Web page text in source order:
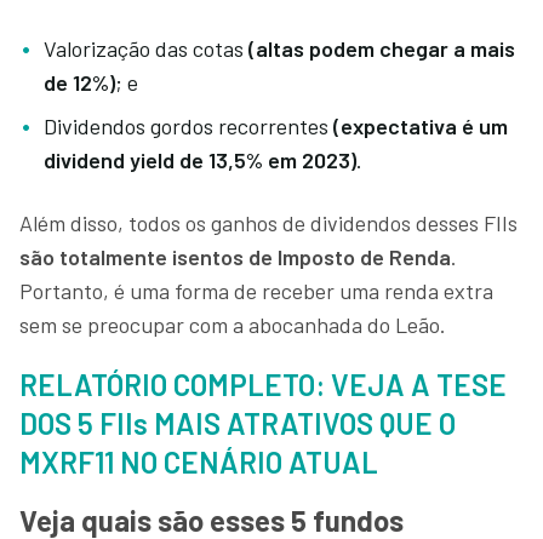
Valorização das cotas (altas podem chegar a mais
de 12%); e
Dividendos gordos recorrentes (expectativa é um
dividend yield de 13,5% em 2023).
Além disso, todos os ganhos de dividendos desses FIIs
são totalmente isentos de Imposto de Renda.
Portanto, é uma forma de receber uma renda extra
sem se preocupar com a abocanhada do Leão.
RELATÓRIO COMPLETO: VEJA A TESE
DOS 5 FIIs MAIS ATRATIVOS QUE O
MXRF11 NO CENÁRIO ATUAL
Veja quais são esses 5 fundos